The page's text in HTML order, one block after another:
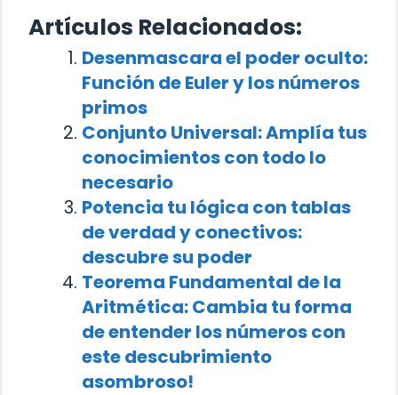
Artículos Relacionados:
Desenmascara el poder oculto:
Función de Euler y los números
primos
Conjunto Universal: Amplía tus
conocimientos con todo lo
necesario
Potencia tu lógica con tablas
de verdad y conectivos:
descubre su poder
Teorema Fundamental de la
Aritmética: Cambia tu forma
de entender los números con
este descubrimiento
asombroso!